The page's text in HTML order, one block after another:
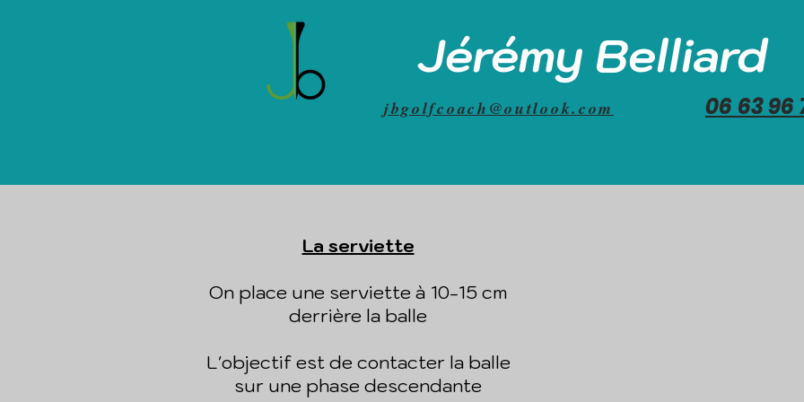
Jérémy Belliard
jbgolfcoach@outlook.com 06 63 96
La serviette
On place une serviette à 10-15 cm
derrière la balle
L'objectif est de contacter la balle
sur une phase descendante